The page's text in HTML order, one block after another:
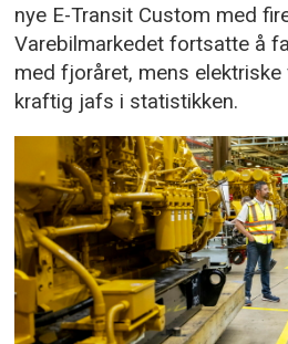
nye E-Transit Custom med
Varebilmarkedet fortsatte å
med fjoråret, mens
kraftig jafs i statistikken.